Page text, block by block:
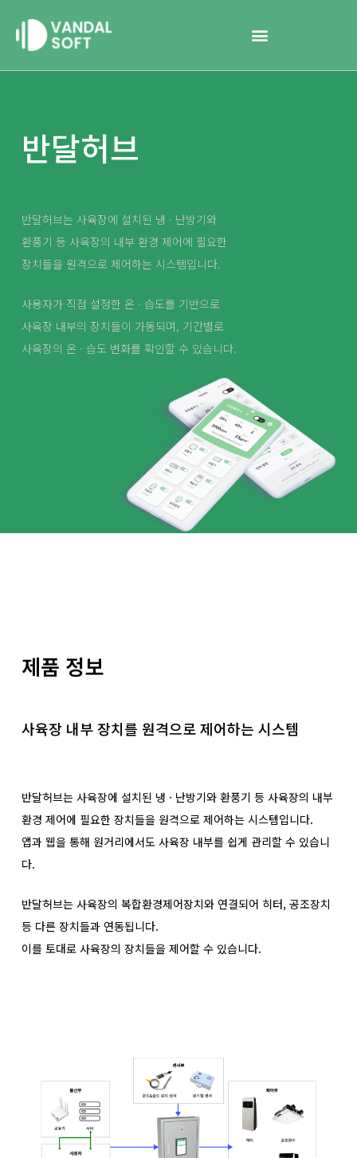
반달허브
반달허브는 사육장에 설치된 냉 · 난방기와
환풍기 등 사육장의 내부 환경 제어에 필요한
장치들을 원격으로 제어하는 시스템입니다.
사용자가 직접 설정한 온 · 습도를 기반으로
사육장 내부의 장치들이 가동되며, 기간별로
사육장의 온 · 습도 변화를 확인할 수 있습니다.
제품 정보
사육장 내부 장치를 원격으로 제어하는 시스템
반달허브는 사육장에 설치된 냉 · 난방기와 환풍기 등 사육장의 내부
환경 제어에 필요한 장치들을 원격으로 제어하는 시스템입니다.
앱과 웹을 통해 원거리에서도 사육장 내부를 쉽게 관리할 수 있습니
다.
반달허브는 사육장의 복합환경제어장치와 연결되어 히터, 공조장치
등 다른 장치들과 연동됩니다.
이를 토대로 사육장의 장치들을 제어할 수 있습니다.